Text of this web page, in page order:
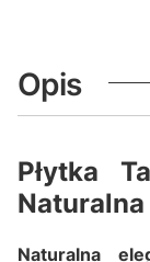
Opis
Płytka
Naturalna